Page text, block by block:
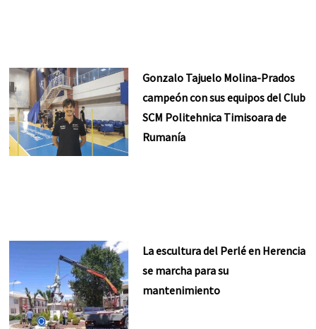
Gonzalo Tajuelo Molina-Prados
campeón con sus equipos del Club
SCM Politehnica Timisoara de
Rumanía
La escultura del Perlé en Herencia
se marcha para su
mantenimiento